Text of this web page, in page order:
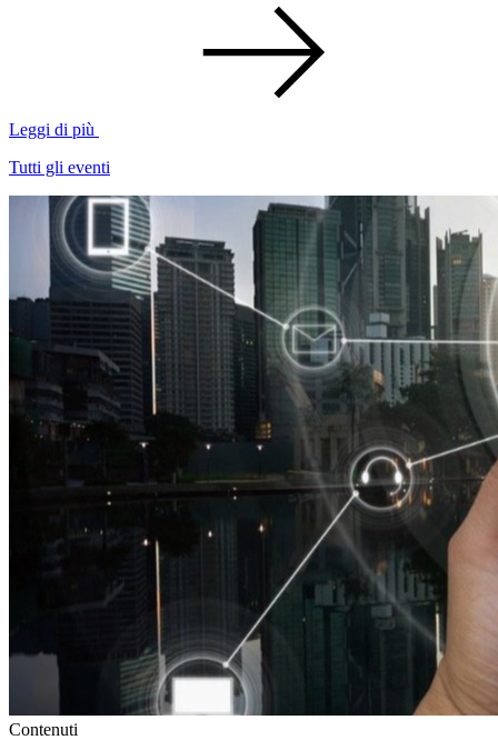
Leggi di più
Tutti gli eventi
Contenuti